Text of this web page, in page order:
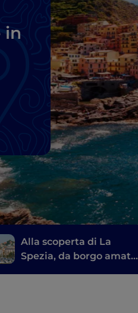
in
Alla scoperta di La
Spezia, da borgo amato